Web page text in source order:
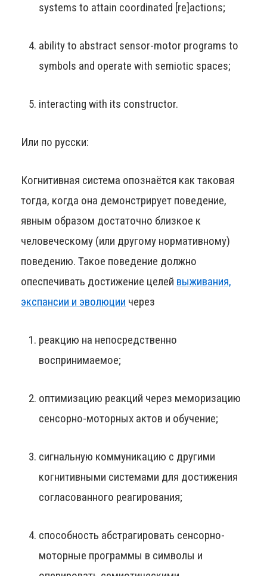
systems to attain coordinated [re]actions;
ability to abstract sensor-motor programs to
symbols and operate with semiotic spaces;
interacting with its constructor.
Или по русски:
Когнитивная система опознаётся как таковая
тогда, когда она демонстрирует поведение,
явным образом достаточно близкое к
человеческому (или другому нормативному)
поведению. Такое поведение должно
опеспечивать достижение целей выживания,
экспансии и эволюции через
реакцию на непосредственно
воспринимаемое;
оптимизацию реакций через меморизацию
сенсорно-моторных актов и обучение;
сигнальную коммуникацию с другими
когнитивными системами для достижения
согласованного реагирования;
способность абстрагировать сенсорно-
моторные программы в символы и